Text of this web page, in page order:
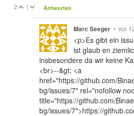
2 | Antworten
Marc Seeger • vor
<p>Es gibt ein
ist glaub en
insbesondere da wir keine
<br>--&gt; <a
href="https://github.com/
bg/issues/7" rel="nofollow
title="https://github.com/
bg/issues/7">https://